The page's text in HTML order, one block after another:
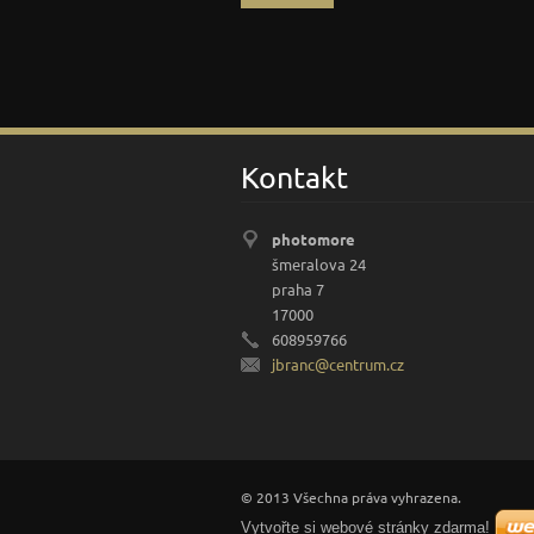
Kontakt
photomore
šmeralova 24
praha 7
17000
608959766
jbranc@centrum.cz
© 2013 Všechna práva vyhrazena.
Vytvořte si webové stránky zdarma!